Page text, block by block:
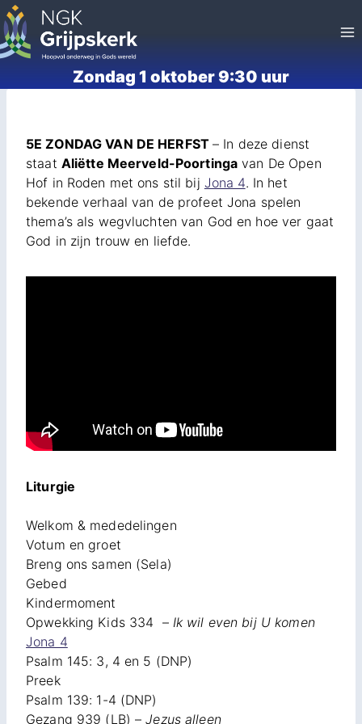
Doorgaan
naar
inhoud
Zondag 1 oktober 9:30 uur
5E ZONDAG VAN DE HERFST– In deze dienst
staat Aliëtte Meerveld-Poortinga van De Open
Hof in Roden met ons stil bij Jona 4. In het
bekende verhaal van de profeet Jona spelen
thema’s als wegvluchten van God en hoe ver gaat
God in zijn trouw en liefde.
Liturgie
Welkom & mededelingen
Votum en groet
Breng ons samen (Sela)
Gebed
Kindermoment
Opwekking Kids 334 – Ik wil even bij U komen
Jona 4
Psalm 145: 3, 4 en 5 (DNP)
Preek
Psalm 139: 1-4 (DNP)
Gezang 939 (LB) –Jezus alleen